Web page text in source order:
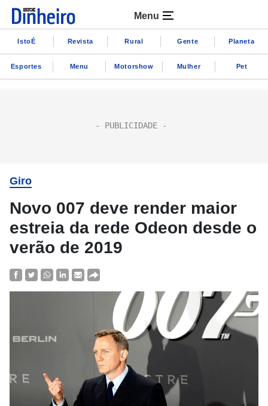
Menu
IstoÉ Revista Rural Gente Planeta
Esportes Menu Motorshow Mulher Pet
Giro
Novo 007 deve render maior
estreia da rede Odeon desde o
verão de 2019